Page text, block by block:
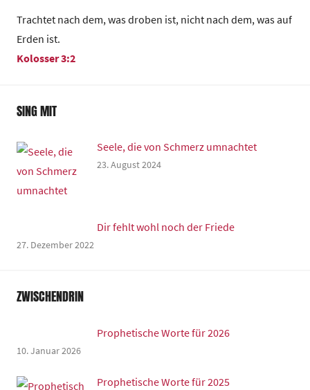
Trachtet nach dem, was droben ist, nicht nach dem, was auf
Erden ist.
Kolosser 3:2
SING MIT
Seele, die von Schmerz umnachtet
23. August 2024
Dir fehlt wohl noch der Friede
27. Dezember 2022
ZWISCHENDRIN
Prophetische Worte für 2026
10. Januar 2026
Prophetische Worte für 2025